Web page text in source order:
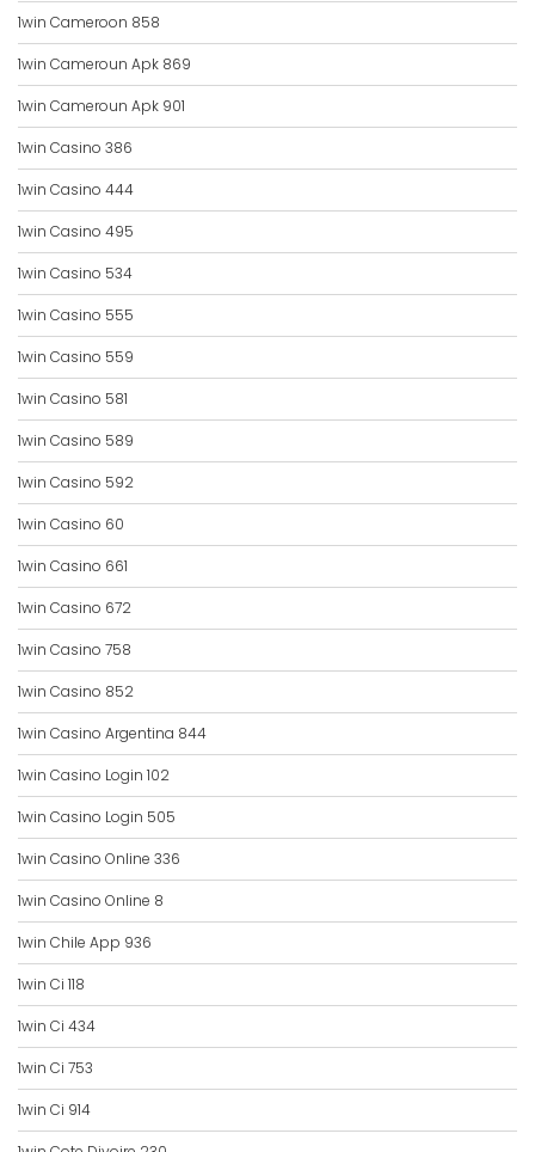
1win Cameroon 858
1win Cameroun Apk 869
1win Cameroun Apk 901
1win Casino 386
1win Casino 444
1win Casino 495
1win Casino 534
1win Casino 555
1win Casino 559
1win Casino 581
1win Casino 589
1win Casino 592
1win Casino 60
1win Casino 661
1win Casino 672
1win Casino 758
1win Casino 852
1win Casino Argentina 844
1win Casino Login 102
1win Casino Login 505
1win Casino Online 336
1win Casino Online 8
1win Chile App 936
1win Ci 118
1win Ci 434
1win Ci 753
1win Ci 914